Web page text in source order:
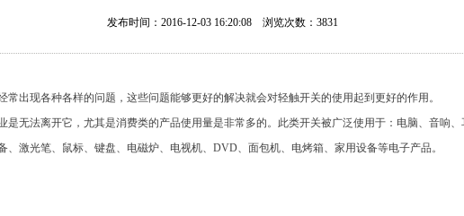
发布时间：2016-12-03 16:20:08 浏览次数： 3831
现各种各样的问题，这些问题能够更好的解决就会对轻触开关的使用起到更好的作用。
法离开它，尤其是消费类的产品使用量是非常多的。此类开关被广泛使用于：电脑、音响
激光笔、鼠标、键盘、电磁炉、电视机、DVD、面包机、电烤箱、家用设备等电子产品。